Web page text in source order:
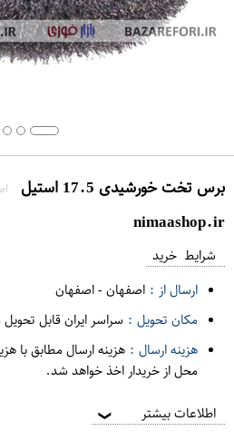
برس تخت خورشیدی 17.5 استیل
nimaashop.ir
شرایط خرید
ارسال از : اصفهان-اصفهان
مکان تحویل : سراسر ایران قابل
هزینه ارسال : هزینه ارسال مطابق با
محل از خریدار اخذ خواهد شد.
اطلاعات بیشتر ❯